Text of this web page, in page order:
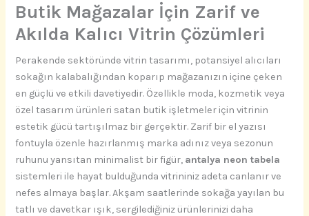
Butik Mağazalar İçin Zarif ve
Akılda Kalıcı Vitrin Çözümleri
Perakende sektöründe vitrin tasarımı, potansiyel alıcıları
sokağın kalabalığından koparıp mağazanızın içine çeken
en güçlü ve etkili davetiyedir. Özellikle moda, kozmetik veya
özel tasarım ürünleri satan butik işletmeler için vitrinin
estetik gücü tartışılmaz bir gerçektir. Zarif bir el yazısı
fontuyla özenle hazırlanmış marka adınız veya sezonun
ruhunu yansıtan minimalist bir figür, antalya neon tabela
sistemleri ile hayat bulduğunda vitrininiz adeta canlanır ve
nefes almaya başlar. Akşam saatlerinde sokağa yayılan bu
tatlı ve davetkar ışık, sergilediğiniz ürünlerinizi daha